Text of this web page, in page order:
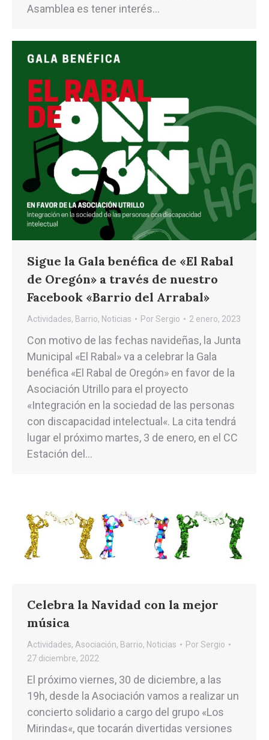
Asamblea es tener interés…
Sigue la Gala benéfica de «El Rabal
de Oregón» a través de nuestro
Facebook «Barrio del Arrabal»
Actividades, Barrio, Noticias PorSergio 2 enero, 2023
Con motivo de las fechas navideñas, la Junta
Municipal «El Rabal» va a celebrar la Gala
benéfica «El Rabal de Oregón» en favor de la
Asociación Utrillo para el proyecto
«Integración en la sociedad de las personas
con discapacidad intelectual«. La cita tendrá
lugar el próximo martes, 3 de enero, en el CC
Estación del…
Celebra la Navidad con la mejor
música
Actividades, Asociación, Barrio, Noticias PorSergio
27 diciembre, 2022
El próximo viernes, 30 de diciembre, a las
19h, desde la Asociación vamos a realizar un
concierto solidario a cargo del grupo «Los
Mirindas«, que tocarán divertidas versiones